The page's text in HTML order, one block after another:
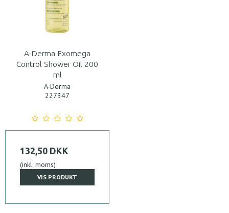
A-Derma Exomega
Control Shower Oil 200
ml
A-Derma
227347
132,50 DKK
(inkl. moms)
VIS PRODUKT